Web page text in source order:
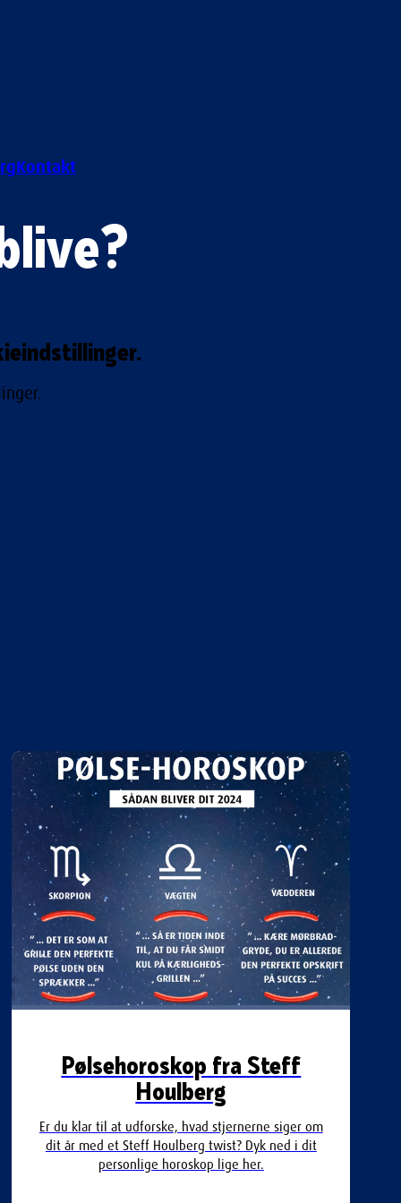
Kontakt
Pølsehoroskop fra Steff
Houlberg
Er du klar til at udforske, hvad stjernerne siger om
dit år med et Steff Houlberg twist? Dyk ned i dit
personlige horoskop lige her.